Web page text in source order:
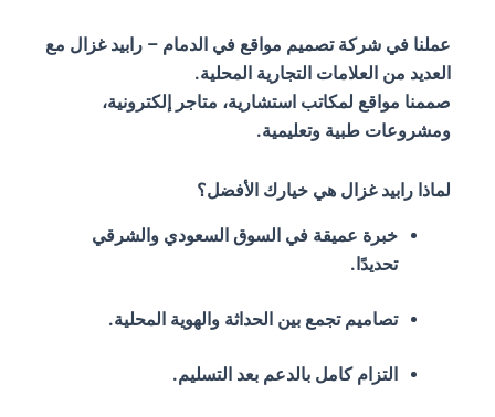
عملنا في شركة تصميم مواقع في الدمام – رابيد غزال مع
العديد من العلامات التجارية المحلية.
صممنا مواقع لمكاتب استشارية، متاجر إلكترونية،
ومشروعات طبية وتعليمية.
لماذا رابيد غزال هي خيارك الأفضل؟
خبرة عميقة في السوق السعودي والشرقي
تحديدًا.
تصاميم تجمع بين الحداثة والهوية المحلية.
التزام كامل بالدعم بعد التسليم.